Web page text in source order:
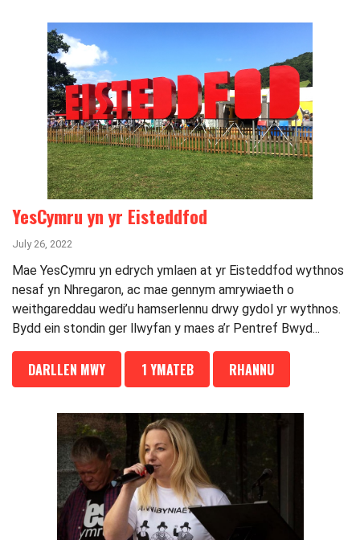
YesCymru yn yr Eisteddfod
July 26, 2022
Mae YesCymru yn edrych ymlaen at yr Eisteddfod wythnos
nesaf yn Nhregaron, ac mae gennym amrywiaeth o
weithgareddau wedi’u hamserlennu drwy gydol yr wythnos.
Bydd ein stondin ger llwyfan y maes a’r Pentref Bwyd...
DARLLEN MWY 1 YMATEB RHANNU